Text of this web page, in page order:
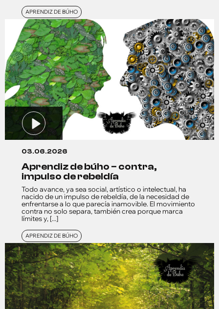
APRENDIZ DE BÚHO
03.06.2026
aprendiz de búho – contra,
impulso de rebeldía
Todo avance, ya sea social, artístico o intelectual, ha
nacido de un impulso de rebeldía, de la necesidad de
enfrentarse a lo que parecía inamovible. El movimiento
contra no solo separa, también crea porque marca
límites y, [...]
APRENDIZ DE BÚHO